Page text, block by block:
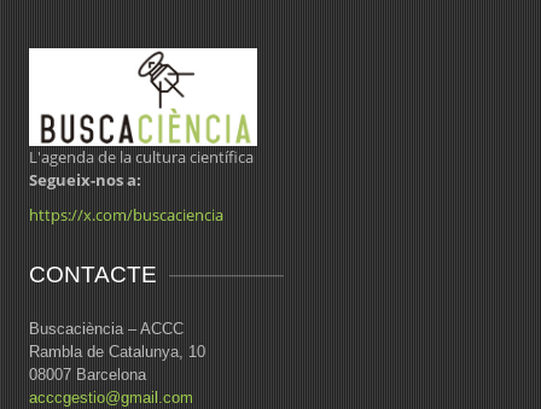
L'agenda de la cultura científica
Segueix-nos a:
https://x.com/buscaciencia
CONTACTE
Buscaciència – ACCC
Rambla de Catalunya, 10
08007 Barcelona
acccgestio@gmail.com